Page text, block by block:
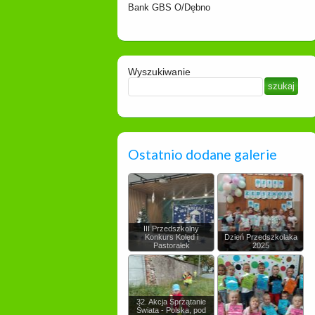
Bank GBS O/Dębno
Wyszukiwanie
Ostatnio dodane galerie
III Przedszkolny
Konkurs Kolęd i
Pastorałek
Dzień Przedszkolaka
2025
32. Akcja Sprzątanie
Świata - Polska, pod